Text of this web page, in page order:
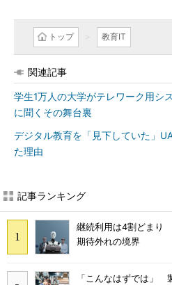
トップ 教育IT
関連記事
学生1万人の大学がテレワーク用シ
に聞くその舞台裏
デジタル教育を「見下していた」
た理由
記事ランキング
継続利用は4割どまり
期待外れの境界
「こんなはずでは」